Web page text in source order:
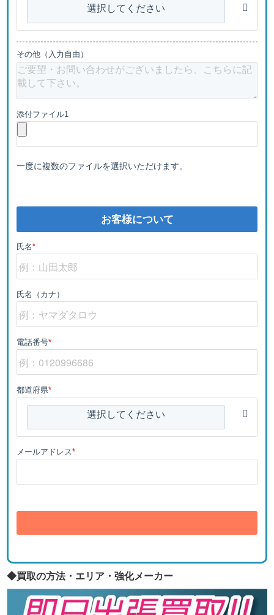
選択してください
その他（入力自由）
添付ファイル1
一度に複数のファイルを選択いただけます。
お客様について
氏名*
氏名（カナ）
電話番号*
都道府県*
選択してください
メールアドレス*
◆買取の方法・エリア・強化メーカー